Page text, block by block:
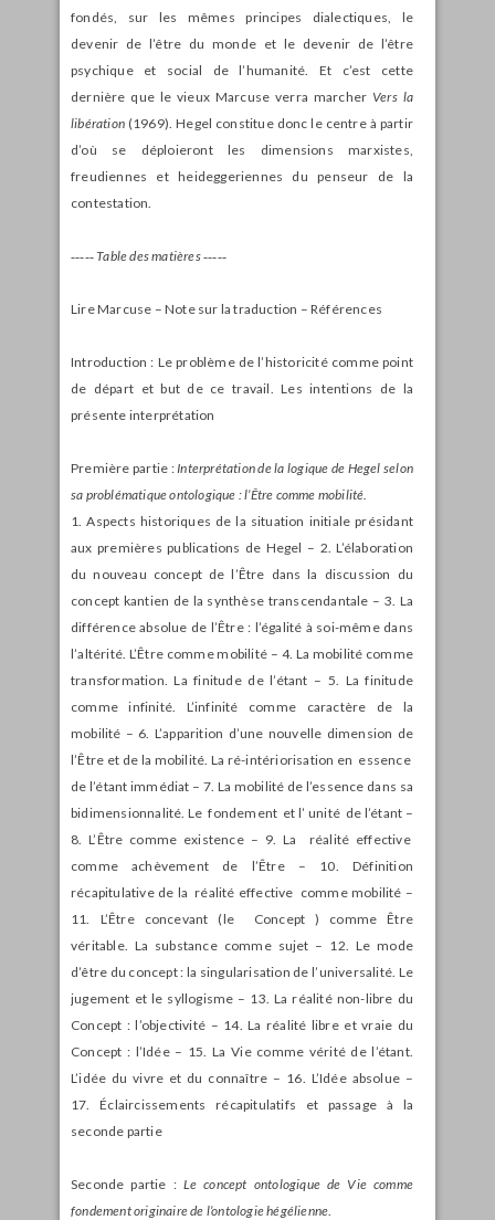
fondés, sur les mêmes principes dialectiques, le
devenir de l’être du monde et le devenir de l’être
psychique et social de l’humanité. Et c’est cette
dernière que le vieux Marcuse verra marcher Vers la
libération (1969). Hegel constitue donc le centre à partir
d’où se déploieront les dimensions marxistes,
freudiennes et heideggeriennes du penseur de la
contestation.
‑‑‑‑‑Table des matières ‑‑‑‑‑
Lire Marcuse – Note sur la traduction – Références
Introduction : Le problème de l’historicité comme point
de départ et but de ce travail. Les intentions de la
présente interprétation
Première partie : Interprétation de la logique de Hegel selon
sa problématique ontologique : l’Être comme mobilité.
1. Aspects historiques de la situation initiale présidant
aux premières publications de Hegel – 2. L’élaboration
du nouveau concept de l’Être dans la discussion du
concept kantien de la synthèse transcendantale – 3. La
différence absolue de l’Être : l’égalité à soi-même dans
l’altérité. L’Être comme mobilité – 4. La mobilité comme
transformation. La finitude de l’étant – 5. La finitude
comme infinité. L’infinité comme caractère de la
mobilité – 6. L’apparition d’une nouvelle dimension de
l’Être et de la mobilité. La ré-intériorisation en essence
de l’étant immédiat – 7. La mobilité de l’essence dans sa
bidimensionnalité. Le fondement et l’ unité de l’étant –
8. L’Être comme existence – 9. La réalité effective
comme achèvement de l’Être – 10. Définition
récapitulative de la réalité effective comme mobilité –
11. L’Être concevant (le Concept ) comme Être
véritable. La substance comme sujet – 12. Le mode
d’être du concept : la singularisation de l’universalité. Le
jugement et le syllogisme – 13. La réalité non-libre du
Concept : l’objectivité – 14. La réalité libre et vraie du
Concept : l’Idée – 15. La Vie comme vérité de l’étant.
L’idée du vivre et du connaître – 16. L’Idée absolue –
17. Éclaircissements récapitulatifs et passage à la
seconde partie
Seconde partie : Le concept ontologique de Vie comme
fondement originaire de l’ontologie hégélienne